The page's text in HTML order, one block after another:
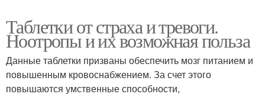
Таблетки от страха и тревоги.
Ноотропы и их возможная польза
Данные таблетки призваны обеспечить мозг питанием и
повышенным кровоснабжением. За счет этого
повышаются умственные способности,